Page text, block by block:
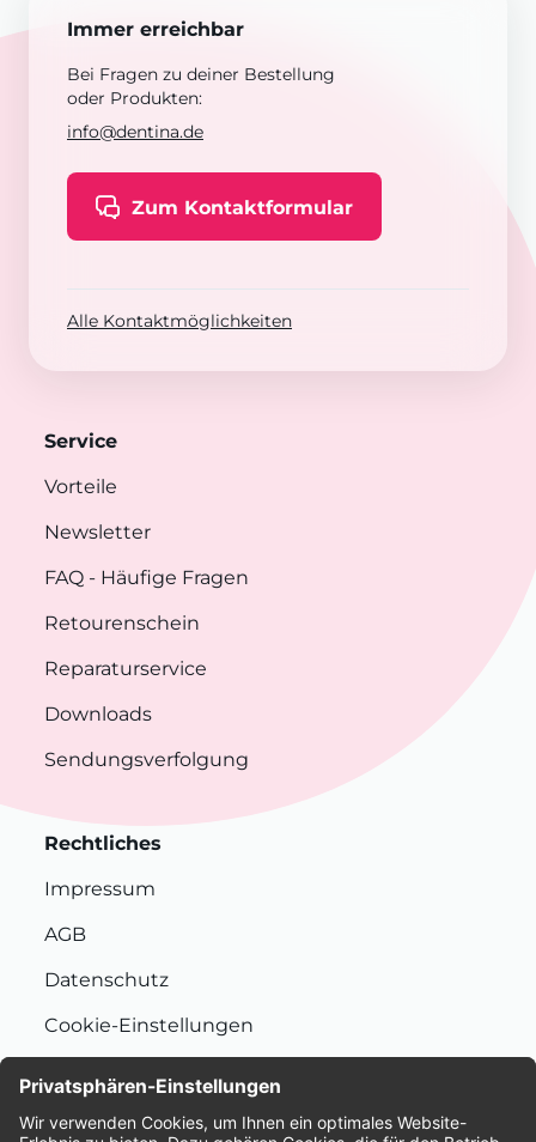
Immer erreichbar
Bei Fragen zu deiner Bestellung
oder Produkten:
info@dentina.de
Zum Kontaktformular
Alle Kontaktmöglichkeiten
Service
Vorteile
Newsletter
FAQ - Häufige Fragen
Retourenschein
Reparaturservice
Downloads
Sendungsverfolgung
Rechtliches
Impressum
AGB
Datenschutz
Cookie-Einstellungen